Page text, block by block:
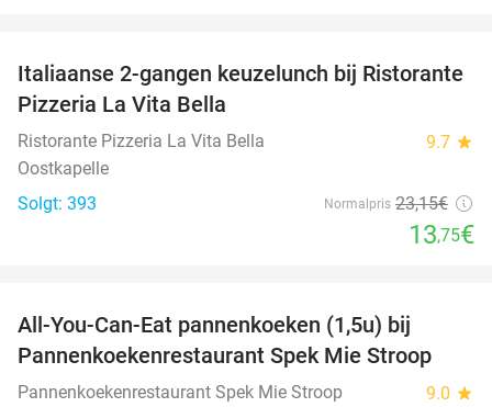
41%
Italiaanse 2-gangen keuzelunch bij Ristorante
Pizzeria La Vita Bella
Ristorante Pizzeria La Vita Bella 9.7 star
Oostkapelle
Solgt: 393
Normalpris 23,15€
13,75€
All-You-Can-Eat pannenkoeken (1,5u) bij
Pannenkoekenrestaurant Spek Mie Stroop
Pannenkoekenrestaurant Spek Mie Stroop 9.0 star